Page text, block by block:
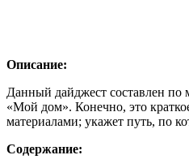
Описание:
Данный дайджест составлен по
«Мой дом». Конечно, это
материалами; укажет путь, по
Содержание: